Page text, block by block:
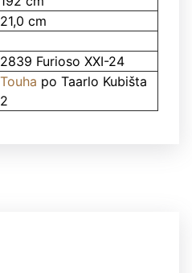
21,0 cm
2839 Furioso XXI-24
Touha po Taarlo Kubišta
2